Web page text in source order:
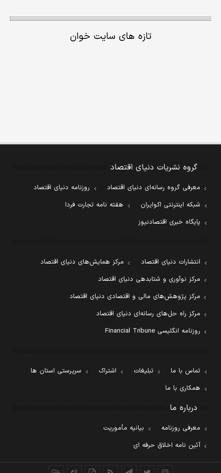
تازه های سایت خوان
گروه نشریات دنیای اقتصاد
معرفی گروه رسانه‌ای دنیای اقتصاد
روزنامه دنیای اقتصاد
شبکه اینترنتی اکوایران
هفته نامه تجارت فردا
پایگاه خبری اقتصادنیوز
انتشارات دنیای اقتصاد
مرکز همایش‌های دنیای اقتصاد
مرکز نوآوری و شتابدهی دنیای اقتصاد
مرکز پژوهش‌های مالی و اقتصادی دنیای اقتصاد
مرکز راه حل‌های رسانه‌ای دنیای اقتصاد
روزنامه انگلیسی Financial Tribune
تماس با ما تبلیغات اشتراک
سرپرستی استان ها
همکاری با ما
درباره ما
معرفی روزنامه
بیانیه مأموریت
آئین نامه اخلاق حرفه ای